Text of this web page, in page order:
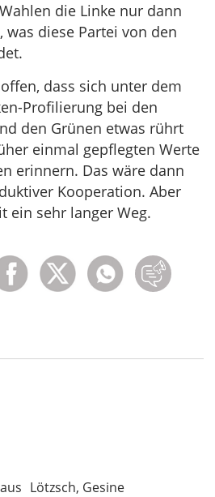
die Linke nur dann
was diese Partei von den
dass sich unter dem
Profilierung bei den
den Grünen etwas rührt
einmal gepflegten Werte
erinnern. Das wäre dann
Kooperation. Aber
ein sehr langer Weg.
Lötzsch, Gesine